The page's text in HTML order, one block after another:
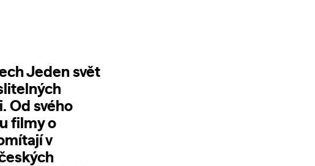
Jeden svět
. Od svého
filmy o
v